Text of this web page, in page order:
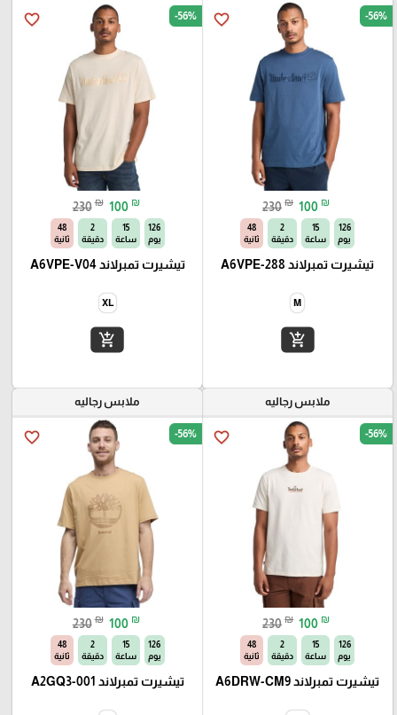
favorite_border -56%
230 ₪ 100 ₪
126
يوم
15
ساعة
2
دقيقة
47
ثانية
تيشيرت تمبرلاند A6VPE-288
M
add_shopping_cart
favorite_border -56%
230 ₪ 100 ₪
126
يوم
15
ساعة
2
دقيقة
47
ثانية
تيشيرت تمبرلاند A6VPE-V04
XL
add_shopping_cart
ملابس رجاليه
favorite_border -56%
230 ₪ 100 ₪
126
يوم
15
ساعة
2
دقيقة
47
ثانية
تيشيرت تمبرلاند A6DRW-CM9
ملابس رجاليه
favorite_border -56%
230 ₪ 100 ₪
126
يوم
15
ساعة
2
دقيقة
47
ثانية
تيشيرت تمبرلاند A2GQ3-001